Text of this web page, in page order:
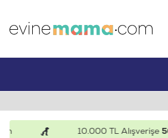
10.000 TL Alışverişe500